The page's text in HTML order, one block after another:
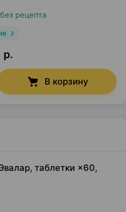
без рецепта
р.
В корзину
таблетки ×60,